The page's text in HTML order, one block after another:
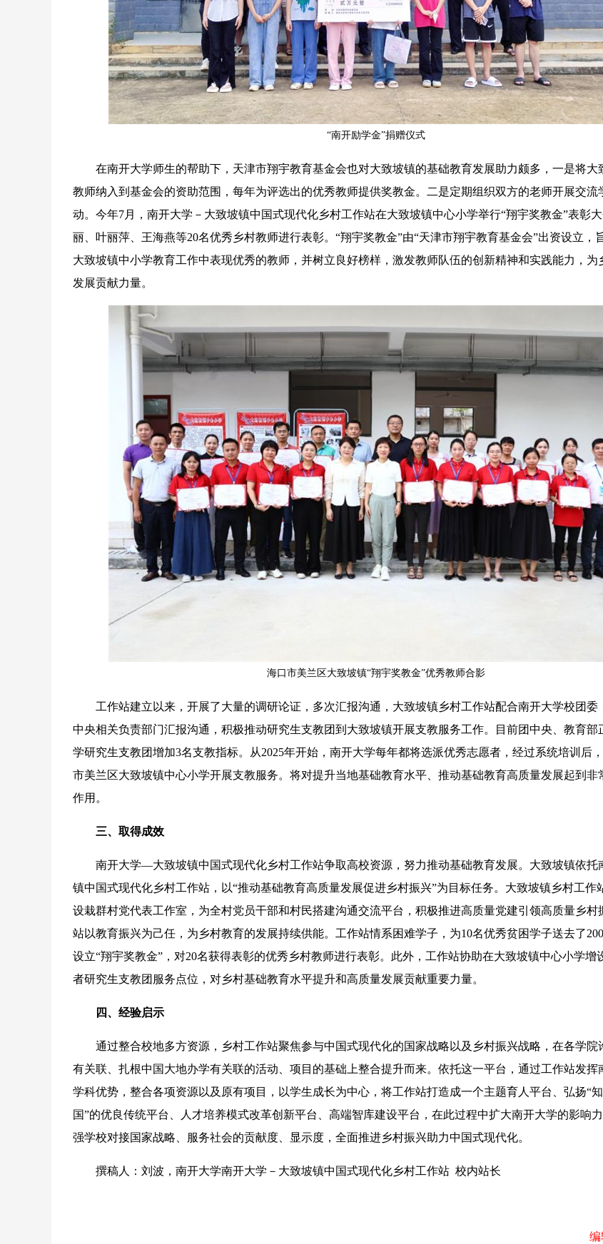
“南开励学金”捐赠仪式
在南开大学师生的帮助下，天津市翔宇教育基金会也对大致坡镇的基础教育发展助力颇多，一是将大
教师纳入到基金会的资助范围，每年为评选出的优秀教师提供奖教金。二是定期组织双方的老师开展交流
动。今年7月，南开大学－大致坡镇中国式现代化乡村工作站在大致坡镇中心小学举行“翔宇奖教金”表彰
丽、叶丽萍、王海燕等20名优秀乡村教师进行表彰。“翔宇奖教金”由“天津市翔宇教育基金会”出资设立，
大致坡镇中小学教育工作中表现优秀的教师，并树立良好榜样，激发教师队伍的创新精神和实践能力，为
发展贡献力量。
海口市美兰区大致坡镇“翔宇奖教金”优秀教师合影
工作站建立以来，开展了大量的调研论证，多次汇报沟通，大致坡镇乡村工作站配合南开大学校团委
中央相关负责部门汇报沟通，积极推动研究生支教团到大致坡镇开展支教服务工作。目前团中央、教育部
学研究生支教团增加3名支教指标。从2025年开始，南开大学每年都将选派优秀志愿者，经过系统培训后
市美兰区大致坡镇中心小学开展支教服务。将对提升当地基础教育水平、推动基础教育高质量发展起到非
作用。
三、取得成效
南开大学—大致坡镇中国式现代化乡村工作站争取高校资源，努力推动基础教育发展。大致坡镇依托
镇中国式现代化乡村工作站，以“推动基础教育高质量发展促进乡村振兴”为目标任务。大致坡镇乡村工作
设栽群村党代表工作室，为全村党员干部和村民搭建沟通交流平台，积极推进高质量党建引领高质量乡村
站以教育振兴为己任，为乡村教育的发展持续供能。工作站情系困难学子，为10名优秀贫困学子送去了
设立“翔宇奖教金”，对20名获得表彰的优秀乡村教师进行表彰。此外，工作站协助在大致坡镇中心小学增
者研究生支教团服务点位，对乡村基础教育水平提升和高质量发展贡献重要力量。
四、经验启示
通过整合校地多方资源，乡村工作站聚焦参与中国式现代化的国家战略以及乡村振兴战略，在各学院
有关联、扎根中国大地办学有关联的活动、项目的基础上整合提升而来。依托这一平台，通过工作站发挥
学科优势，整合各项资源以及原有项目，以学生成长为中心，将工作站打造成一个主题育人平台、弘扬“
国”的优良传统平台、人才培养模式改革创新平台、高端智库建设平台，在此过程中扩大南开大学的影响
强学校对接国家战略、服务社会的贡献度、显示度，全面推进乡村振兴助力中国式现代化。
撰稿人：刘波，南开大学南开大学－大致坡镇中国式现代化乡村工作站 校内站长
编